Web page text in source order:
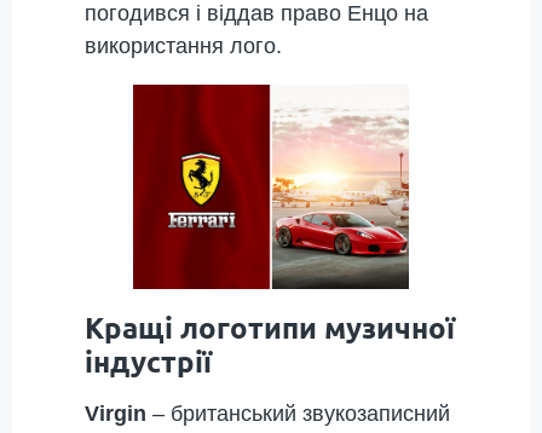
погодився і віддав право Енцо на
використання лого.
Кращі логотипи музичної
індустрії
Virgin – британський звукозаписний